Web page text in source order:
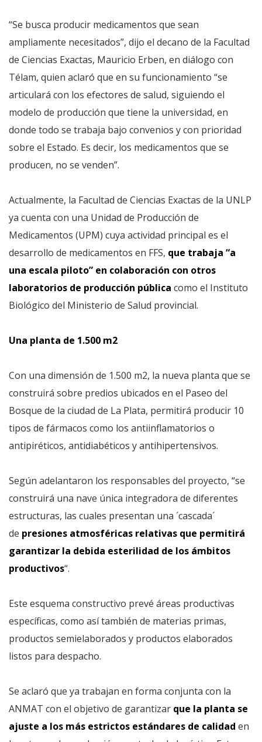
“Se busca producir medicamentos que sean
ampliamente necesitados”, dijo el decano de la Facultad
de Ciencias Exactas, Mauricio Erben, en diálogo con
Télam, quien aclaró que en su funcionamiento “se
articulará con los efectores de salud, siguiendo el
modelo de producción que tiene la universidad, en
donde todo se trabaja bajo convenios y con prioridad
sobre el Estado. Es decir, los medicamentos que se
producen, no se venden”.
Actualmente, la Facultad de Ciencias Exactas de la UNLP
ya cuenta con una Unidad de Producción de
Medicamentos (UPM) cuya actividad principal es el
desarrollo de medicamentos en FFS, que trabaja “a
una escala piloto” en colaboración con otros
laboratorios de producción pública como el Instituto
Biológico del Ministerio de Salud provincial.
Una planta de 1.500 m2
Con una dimensión de 1.500 m2, la nueva planta que se
construirá sobre predios ubicados en el Paseo del
Bosque de la ciudad de La Plata, permitirá producir 10
tipos de fármacos como los antiinflamatorios o
antipiréticos, antidiabéticos y antihipertensivos.
Según adelantaron los responsables del proyecto, “se
construirá una nave única integradora de diferentes
estructuras, las cuales presentan una ´cascada´
de presiones atmosféricas relativas que permitirá
garantizar la debida esterilidad de los ámbitos
productivos“.
Este esquema constructivo prevé áreas productivas
específicas, como así también de materias primas,
productos semielaborados y productos elaborados
listos para despacho.
Se aclaró que ya trabajan en forma conjunta con la
ANMAT con el objetivo de garantizar que la planta se
ajuste a los más estrictos estándares de calidad en